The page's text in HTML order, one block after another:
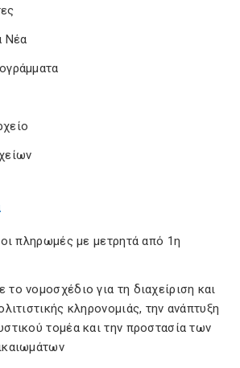
Νέα
πληρωμές με μετρητά από 1η
νομοσχέδιο για τη διαχείριση και
κληρονομιάς, την ανάπτυξη
τομέα και την προστασία των